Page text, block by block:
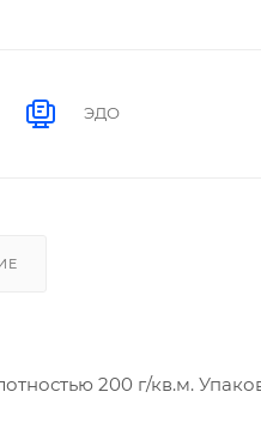
ЭДО
200 г/кв.м.